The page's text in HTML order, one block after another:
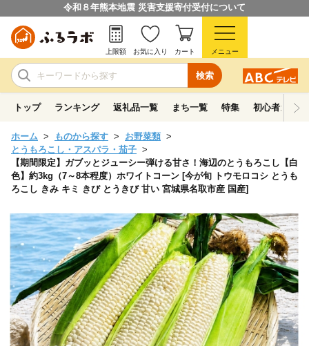
令和８年熊本地震 災害支援寄付受付について
検索
上限額 お気に入り カート メニュー
トップ ランキング 返礼品一覧 まち一覧 特集 初心者ガイド
ホーム ものから探す
お野菜類
とうもろこし・アスパラ・茄子
【期間限定】ガブッとジューシー弾ける甘さ！海辺のとうもろこし【白
色】約3kg（7～8本程度）ホワイトコーン [今が旬 トウモロコシ とうも
ろこし きみ キミ きび とうきび 甘い 宮城県名取市産 国産]